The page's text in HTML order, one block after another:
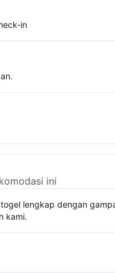
in
ini
lengkap dengan
kami.